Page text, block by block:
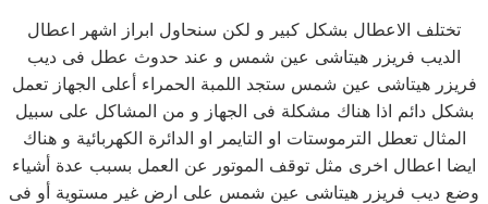
تختلف الاعطال بشكل كبير و لكن سنحاول ابراز اشهر اعطال
الديب فريزر هيتاشى عين شمس و عند حدوث عطل فى ديب
فريزر هيتاشى عين شمس ستجد اللمبة الحمراء أعلى الجهاز تعمل
بشكل دائم اذا هناك مشكلة فى الجهاز و من المشاكل على سبيل
المثال تعطل الترموستات او التايمر او الدائرة الكهربائية و هناك
ايضا اعطال اخرى مثل توقف الموتور عن العمل بسبب عدة أشياء
وضع ديب فريزر هيتاشى عين شمس على ارض غير مستوية أو فى